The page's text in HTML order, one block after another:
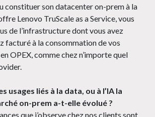
constituer son datacenter on-prem à la
Lenovo TruScale as a Service, vous
de l’infrastructure dont vous avez
facturé à la consommation de vos
OPEX, comme chez n’importe quel
usages liés à la data, ou à l’IA la
on-prem a-t-elle évolué ?
que j’observe chez nos clients sont